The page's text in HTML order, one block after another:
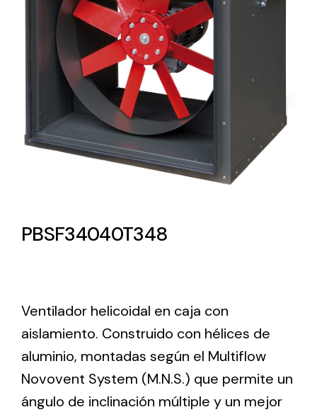
Lighting and Electrical
Equipment
Complete solutions in lighting and electrical
material for each project and need
Amplia gama de ventiladores y equipos de
Ventilation
The incorporation of Novovent into the group
meant a greater offer of ventilation products for
PBSF34040T348
Ventilador helicoidal en caja con
aislamiento. Construido con hélices de
aluminio, montadas según el Multiflow
Novovent System (M.N.S.) que permite un
ángulo de inclinación múltiple y un mejor